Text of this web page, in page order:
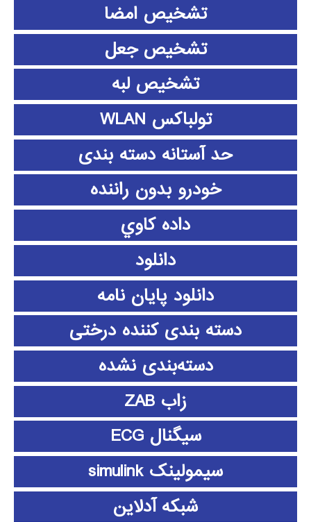
تشخیص امضا
تشخیص جعل
تشخیص لبه
تولباکس WLAN
حد آستانه دسته بندی
خودرو بدون راننده
داده كاوي
دانلود
دانلود پايان نامه
دسته بندی کننده درختی
دسته‌بندی نشده
زاب ZAB
سیگنال ECG
سیمولینک simulink
شبکه آدلاین